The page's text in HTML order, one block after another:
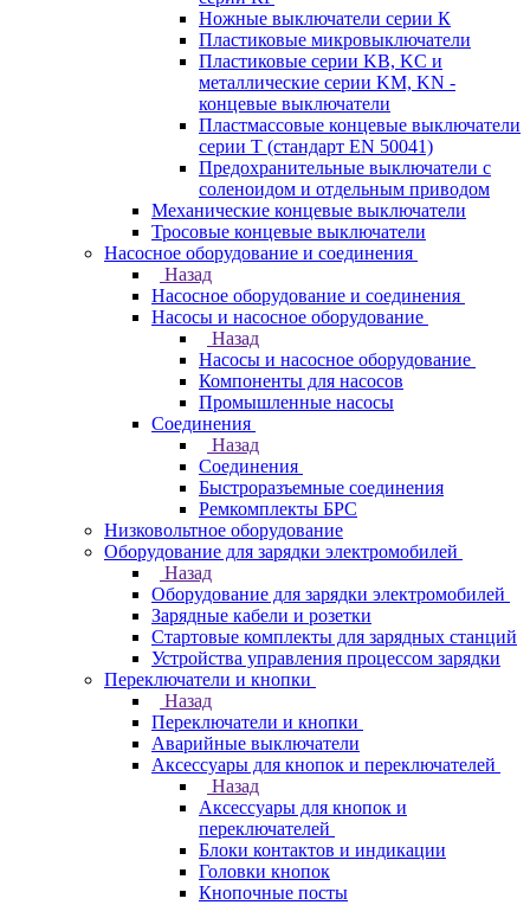
Ножные выключатели серии К
Пластиковые микровыключатели
Пластиковые серии KB, KC и
металлические серии KM, KN -
концевые выключатели
Пластмассовые концевые выключатели
серии T (стандарт EN 50041)
Предохранительные выключатели с
соленоидом и отдельным приводом
Механические концевые выключатели
Тросовые концевые выключатели
Насосное оборудование и соединения
Назад
Насосное оборудование и соединения
Насосы и насосное оборудование
Назад
Насосы и насосное оборудование
Компоненты для насосов
Промышленные насосы
Соединения
Назад
Соединения
Быстроразъемные соединения
Ремкомплекты БРС
Низковольтное оборудование
Оборудование для зарядки электромобилей
Назад
Оборудование для зарядки электромобилей
Зарядные кабели и розетки
Стартовые комплекты для зарядных станций
Устройства управления процессом зарядки
Переключатели и кнопки
Назад
Переключатели и кнопки
Аварийные выключатели
Аксессуары для кнопок и переключателей
Назад
Аксессуары для кнопок и
переключателей
Блоки контактов и индикации
Головки кнопок
Кнопочные посты